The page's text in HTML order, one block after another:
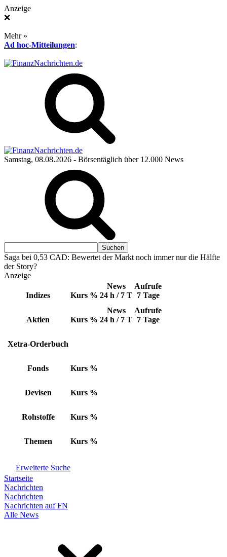
Anzeige
❌
Mehr »
Ad hoc-Mitteilungen:
Samstag, 08.08.2026 - Börsentäglich über 12.000 News
Saga bei 0,53 CAD: Bewertet der Markt noch immer nur die Hälfte
der Story?
Anzeige
Indizes Kurs %
News
24 h / 7 T
Aufrufe
7 Tage
Aktien Kurs %
News
24 h / 7 T
Aufrufe
7 Tage
Xetra-Orderbuch
Fonds Kurs %
Devisen Kurs %
Rohstoffe Kurs %
Themen Kurs %
Erweiterte Suche
Startseite
Nachrichten
Nachrichten
Nachrichten auf FN
Alle News